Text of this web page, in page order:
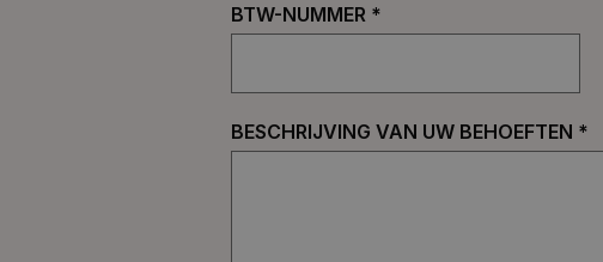
BTW-NUMMER *
BESCHRIJVING VAN UW BEHOEFTEN *